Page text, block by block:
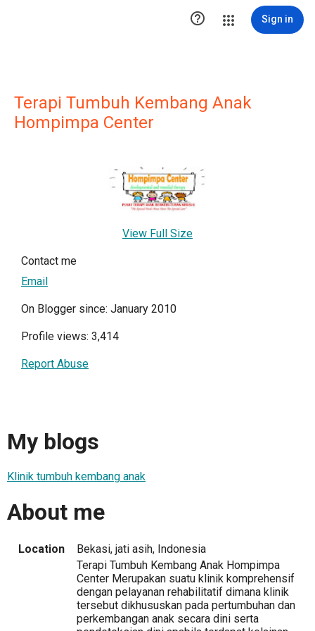
 Sign in
Terapi Tumbuh Kembang Anak
Hompimpa Center
View Full Size
Contact me
Email
On Blogger since: January 2010
Profile views: 3,414
Report Abuse
My blogs
Klinik tumbuh kembang anak
About me
Location
Bekasi, jati asih, Indonesia
Terapi Tumbuh Kembang Anak Hompimpa
Center Merupakan suatu klinik komprehensif
dengan pelayanan rehabilitatif dimana klinik
tersebut dikhususkan pada pertumbuhan dan
perkembangan anak secara dini serta